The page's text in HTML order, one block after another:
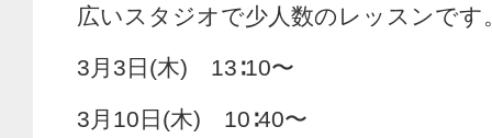
広いスタジオで少人数のレッスンです
3月3日(木) 13∶10〜
3月10日(木) 10∶40〜